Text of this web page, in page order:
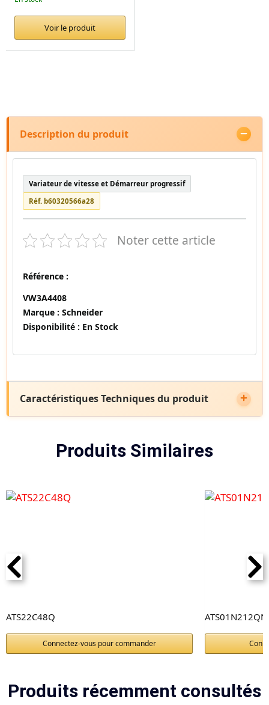
Voir le produit
Description du produit
Variateur de vitesse et Démarreur progressif
Réf. b60320566a28
Noter cette article
Référence :
VW3A4408
Marque : Schneider
Disponibilité : En Stock
Caractéristiques Techniques du produit
Produits Similaires
ATS22C48Q
Connectez-vous pour commander
ATS01N212QN
Produits récemment consultés